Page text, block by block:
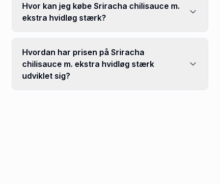
Hvor kan jeg købe Sriracha chilisauce m.
ekstra hvidløg stærk?
Hvordan har prisen på Sriracha
chilisauce m. ekstra hvidløg stærk
udviklet sig?